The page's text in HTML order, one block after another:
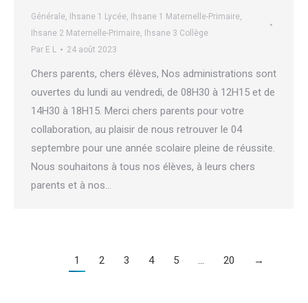
Générale, Ihsane 1 Lycée, Ihsane 1 Maternelle-Primaire,
Ihsane 2 Maternelle-Primaire,
Ihsane 3 Collège
Par E L 24 août 2023
Chers parents, chers élèves, Nos administrations sont
ouvertes du lundi au vendredi, de 08H30 à 12H15 et de
14H30 à 18H15. Merci chers parents pour votre
collaboration, au plaisir de nous retrouver le 04
septembre pour une année scolaire pleine de réussite.
Nous souhaitons à tous nos élèves, à leurs chers
parents et à nos…
1 2 3 4 5 … 20 →